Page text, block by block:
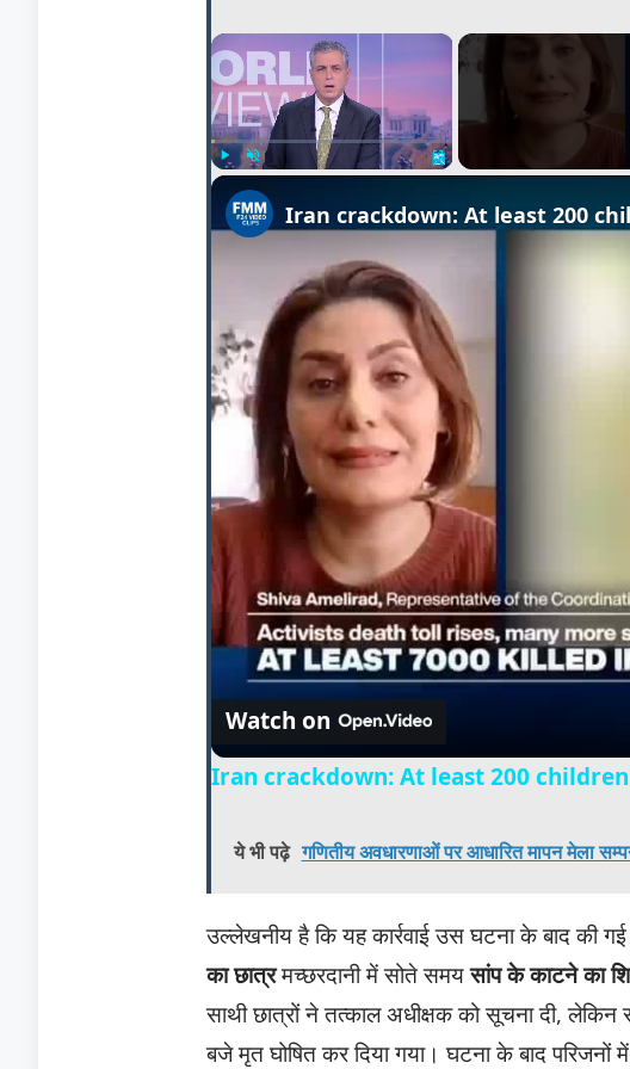
×
Iran crackdown: At least 200
Watch on
Iran crackdown: At least 200
ये भी पढ़े गणितीय अवधारणाओं पर आधारित मापन मेला
उल्लेखनीय है कि यह कार्रवाई उस घटना के बाद की
का छात्रमच्छरदानी में सोते समयसांप के काटने का
साथी छात्रों ने तत्काल अधीक्षक को सूचना दी,
बजे मृत घोषित कर दिया गया। घटना के बाद